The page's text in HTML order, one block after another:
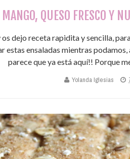
QUESO FRESCO Y
dejo receta rapidita y sencilla,
estas ensaladas mientras
parece que ya está aquí!! Porque
Yolanda Iglesias